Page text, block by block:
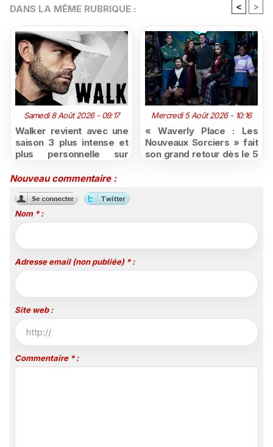
DANS LA MÊME RUBRIQUE : < >
Samedi 8 Août 2026 - 09:17
Walker revient avec une
saison 3 plus intense et
plus personnelle sur
Mercredi 5 Août 2026 - 10:16
« Waverly Place : Les
Nouveaux Sorciers » fait
son grand retour dès le 5
Nouveau commentaire :
Nom * :
Adresse email (non publiée) * :
Site web :
Commentaire * :